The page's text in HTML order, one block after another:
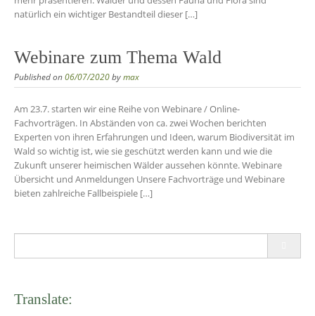
natürlich ein wichtiger Bestandteil dieser […]
Webinare zum Thema Wald
Published on06/07/2020bymax
Am 23.7. starten wir eine Reihe von Webinare / Online-
Fachvorträgen. In Abständen von ca. zwei Wochen berichten
Experten von ihren Erfahrungen und Ideen, warum Biodiversität im
Wald so wichtig ist, wie sie geschützt werden kann und wie die
Zukunft unserer heimischen Wälder aussehen könnte. Webinare
Übersicht und Anmeldungen Unsere Fachvorträge und Webinare
bieten zahlreiche Fallbeispiele […]
Translate: